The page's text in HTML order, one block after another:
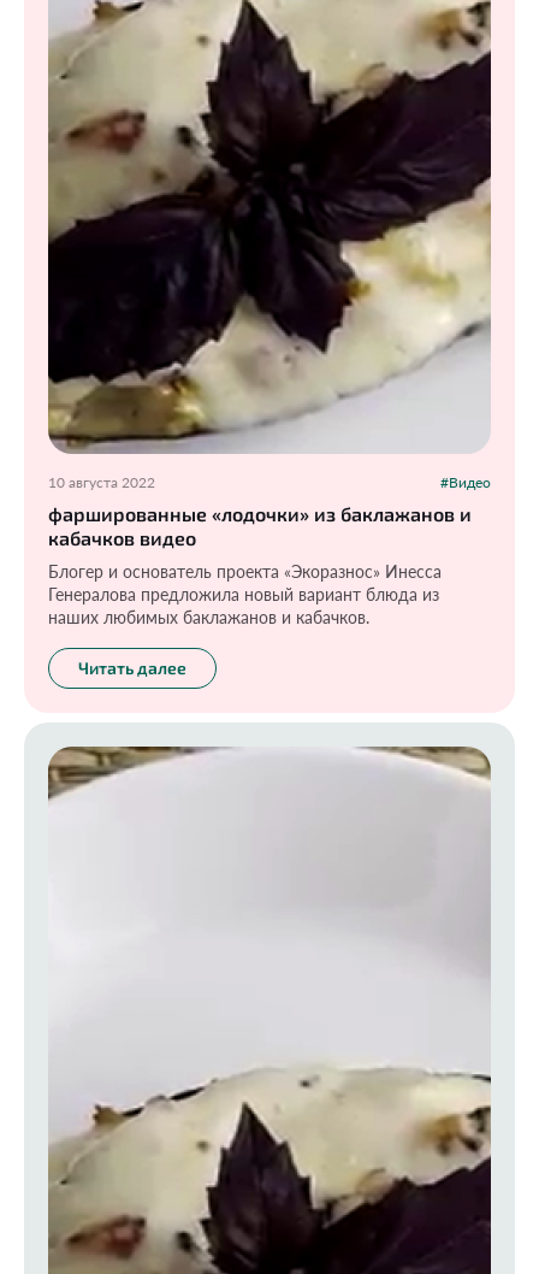
10 августа 2022 #Видео
фаршированные «лодочки» из баклажанов и
кабачков видео
Блогер и основатель проекта «Экоразнос» Инесса
Генералова предложила новый вариант блюда из
наших любимых баклажанов и кабачков.
Читать далее